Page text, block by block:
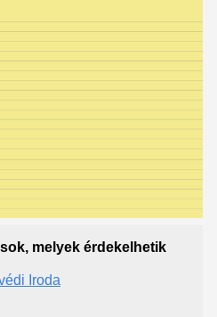
melyek érdekelhetik
Iroda